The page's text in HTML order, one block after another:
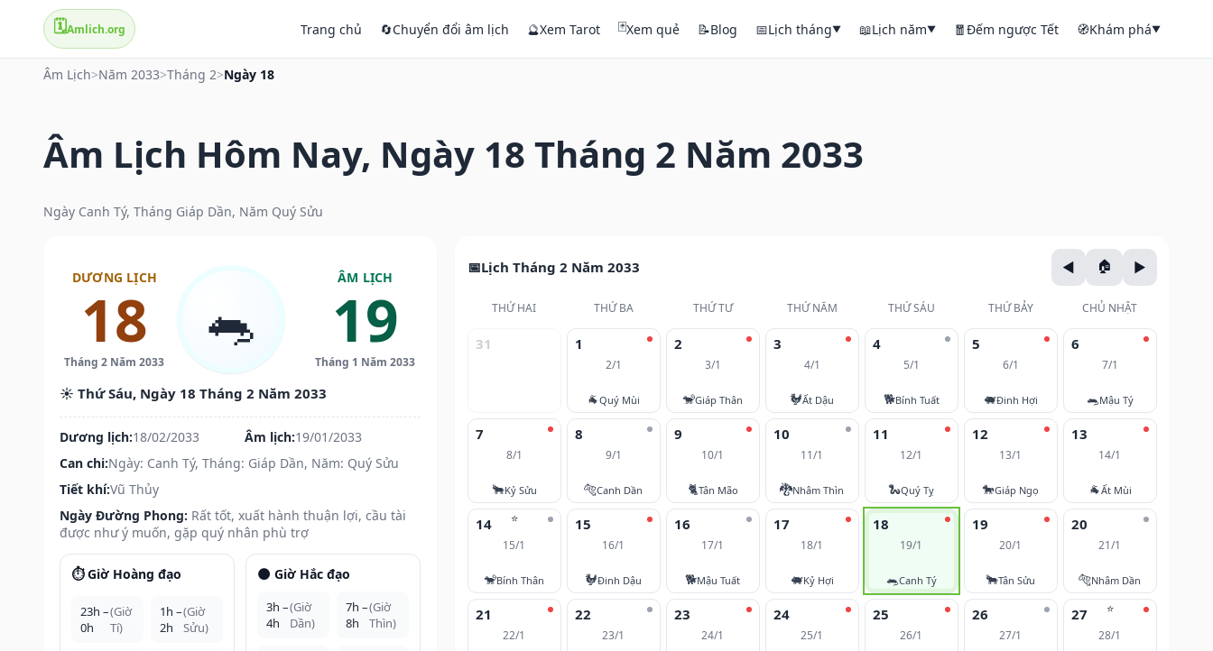
🗓️Amlich.org Trang chủ 🔄Chuyển đổi âm lịch 🔮Xem Tarot 🃏Xem quẻ 📝Blog 📅Lịch tháng▼ 📖Lịch năm▼ 🧧Đếm ngược Tết 🧭Khám phá▼
Âm Lịch>Năm 2033>Tháng 2>Ngày 18
Âm Lịch Hôm Nay, Ngày 18 Tháng 2 Năm 2033
Ngày Canh Tý, Tháng Giáp Dần, Năm Quý Sửu
DƯƠNG LỊCH
18
Tháng 2 Năm 2033
🐀
ÂM LỊCH
19
Tháng 1 Năm 2033
☀️ Thứ Sáu, Ngày 18 Tháng 2 Năm 2033
Dương lịch:18/02/2033 Âm lịch:19/01/2033
Can chi:Ngày: Canh Tý, Tháng: Giáp Dần, Năm: Quý Sửu
Tiết khí:Vũ Thủy
Ngày Đường Phong: Rất tốt, xuất hành thuận lợi, cầu tài
được như ý muốn, gặp quý nhân phù trợ
⏱️ Giờ Hoàng đạo
23h –
0h
(Giờ
Tí)
1h –
2h
(Giờ
Sửu)
🌑 Giờ Hắc đạo
3h –
4h
(Giờ
Dần)
7h –
8h
(Giờ
Thìn)
Lịch Tháng 2 Năm 2033
THỨ HAI THỨ BA THỨ TƯ THỨ NĂM THỨ SÁU THỨ BẢY CHỦ NHẬT
31 1
2/1
🐐Quý Mùi
2
3/1
🐒Giáp Thân
3
4/1
🐓Ất Dậu
4
5/1
🐕Bính Tuất
5
6/1
🐖Đinh Hợi
6
7/1
🐀Mậu Tý
7
8/1
🐂Kỷ Sửu
8
9/1
🐅Canh Dần
9
10/1
🐈Tân Mão
10
11/1
🐉Nhâm Thìn
11
12/1
🐍Quý Tỵ
12
13/1
🐎Giáp Ngọ
13
14/1
🐐Ất Mùi
⭐
14
15/1
🐒Bính Thân
15
16/1
🐓Đinh Dậu
16
17/1
🐕Mậu Tuất
17
18/1
🐖Kỷ Hợi
18
19/1
🐀Canh Tý
19
20/1
🐂Tân Sửu
20
21/1
🐅Nhâm Dần
21
22/1
22
23/1
23
24/1
24
25/1
25
26/1
26
27/1
⭐
27
28/1